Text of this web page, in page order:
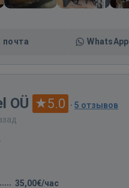
почта WhatsApp
OÜ 5.0 · 5 отзывов
35,00€/час